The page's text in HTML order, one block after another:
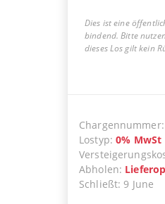
Dies ist eine
bindend. Bitte
dieses Los gilt kein
Chargennummer:
Lostyp:0% MwSt
Abholen:
Schließt: 9 June